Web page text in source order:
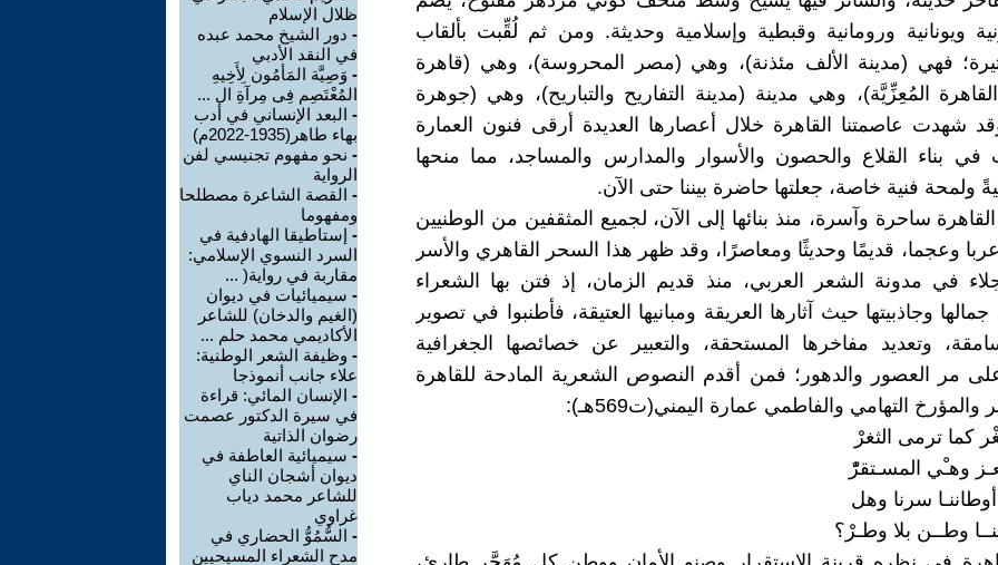
ويونانية ورومانية وقبطية وإسلامية وحديثة. ومن ثم لُقِّبت بألقاب
فهي (مدينة الألف مئذنة)، وهي (مصر المحروسة)، وهي (قاهرة
القاهرة المُعِزِّيَّة)، وهي مدينة (مدينة التفاريح والتباريح)، وهي (جوهرة
شهدت عاصمتنا القاهرة خلال أعصارها العديدة أرقى فنون العمارة
في بناء القلاع والحصون والأسوار والمدارس والمساجد، مما منحها
ولمحة فنية خاصة، جعلتها حاضرة بيننا حتى الآن.
ساحرة وآسرة، منذ بنائها إلى الآن، لجميع المثقفين من الوطنيين
وعجما، قديمًا وحديثًا ومعاصرًا، وقد ظهر هذا السحر القاهري والأسر
في مدونة الشعر العربي، منذ قديم الزمان، إذ فتن بها الشعراء
وجاذبيتها حيث آثارها العريقة ومبانيها العتيقة، فأطنبوا في تصوير
وتعديد مفاخرها المستحقة، والتعبير عن خصائصها الجغرافية
مر العصور والدهور؛ فمن أقدم النصوص الشعرية المادحة للقاهرة
التهامي والفاطمي عمارة اليمني(ت569هـ):
كما ترمى الثغرْ
وهـْي المسـتقرّْ
سرنا وهل
وطــن بلا وطـرْ؟
ظلال الإسلام
- دور الشيخ محمد عبده
في النقد الأدبي
- وَصِيَّة المَأمُون لِأَخِيهِ
المُعْتَصِم فِی مِرآةِ ال ...
- البعد الإنساني في أدب
بهاء طاهر(1935-2022م)
- نحو مفهوم تجنيسي لفن
الرواية
- القصة الشاعرة مصطلحا
ومفهوما
- إستاطيقا الهادفية في
السرد النسوي الإسلامي:
مقاربة في رواية( ...
- سيميائيات في ديوان
(الغيم والدخان) للشاعر
الأكاديمي محمد حلم ...
- وظيفة الشعر الوطنية:
علاء جانب أنموذجا
- الإنسان المائي: قراءة
في سيرة الدكتور عصمت
رضوان الذاتية
- سيميائية العاطفة في
ديوان أشجان الناي
للشاعر محمد دياب
غراوي
- السُّمُوُّ الحضاري في
مدح الشعراء المسيحيين